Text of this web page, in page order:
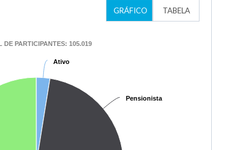
GRÁFICO TABELA
DE PARTICIPANTES: 105.019
Ativo
Ativo
Pensionista
Pensionista